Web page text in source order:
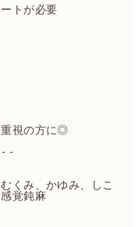
トが必要
重視の方に◎
-
くみ、かゆみ、しこ
覚鈍麻